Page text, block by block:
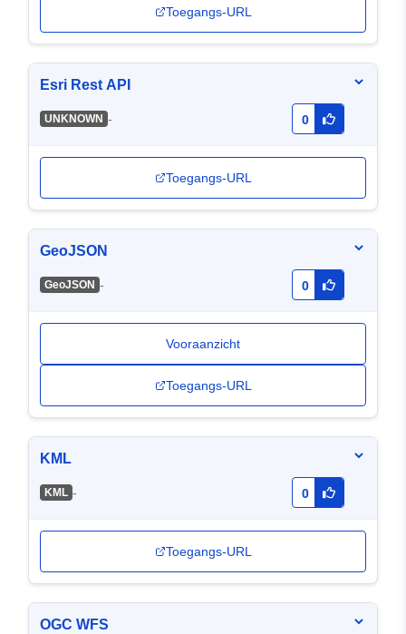
Toegangs-URL
Esri Rest API
UNKNOWN - 0
Toegangs-URL
GeoJSON
GeoJSON - 0
Vooraanzicht
Toegangs-URL
KML
KML - 0
Toegangs-URL
OGC WFS